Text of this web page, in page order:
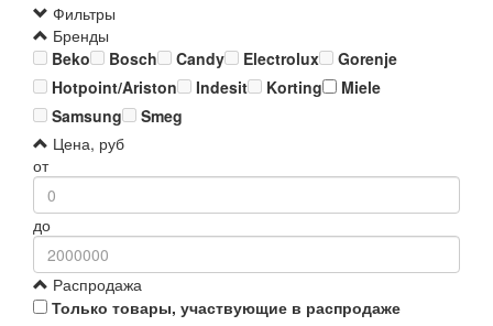
Фильтры
Бренды
Beko
Bosch Candy Electrolux
Gorenje
Hotpoint/Ariston
Indesit Korting
Miele
Samsung
Smeg
Цена, руб
от
до
Распродажа
Только товары, участвующие в распродаже